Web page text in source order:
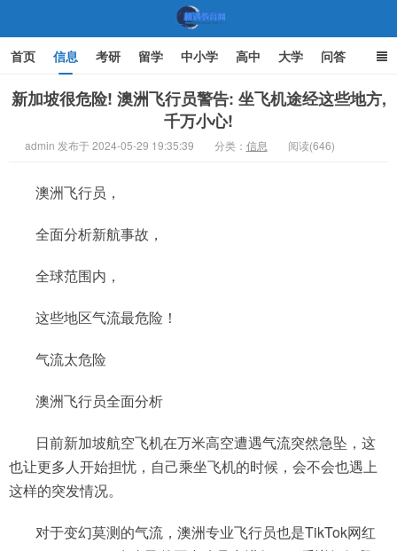
机遇教育网
首页 信息 考研 留学 中小学 高中 大学 问答
文化 家庭教育
新加坡很危险! 澳洲飞行员警告: 坐飞机途经这些地方,
千万小心!
admin 发布于 2024-05-29 19:35:39 分类： 信息 阅读(646)
澳洲飞行员，
全面分析新航事故，
全球范围内，
这些地区气流最危险！
气流太危险
澳洲飞行员全面分析
日前新加坡航空飞机在万米高空遭遇气流突然急坠，这
也让更多人开始担忧，自己乘坐飞机的时候，会不会也遇上
这样的突发情况。
对于变幻莫测的气流，澳洲专业飞行员也是TikTok网红